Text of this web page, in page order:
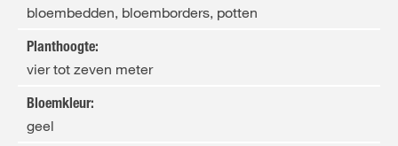
bloembedden, bloemborders, potten
Planthoogte:
vier tot zeven meter
Bloemkleur:
geel